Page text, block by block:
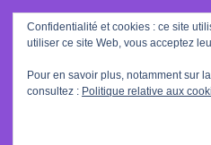
Rechercher
:
Confidentialité et cookies : ce site
utiliser ce site Web, vous acceptez
Pour en savoir plus, notamment sur
consultez : Politique relative aux